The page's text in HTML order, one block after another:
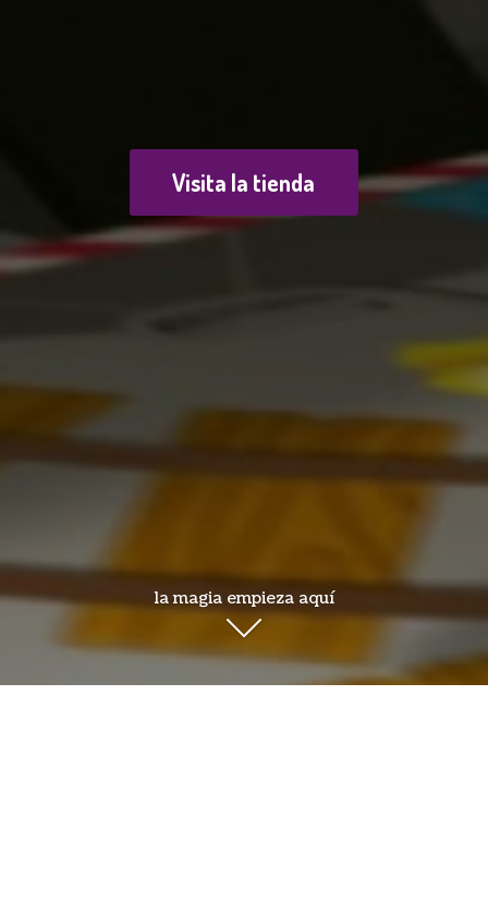
Visita la tienda
la magia empieza aquí